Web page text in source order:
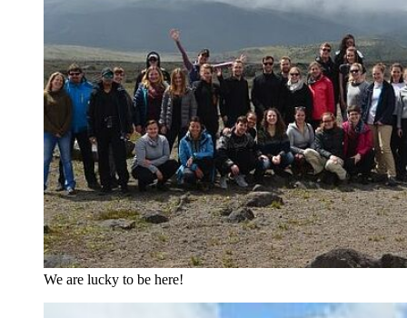
We are lucky to be here!